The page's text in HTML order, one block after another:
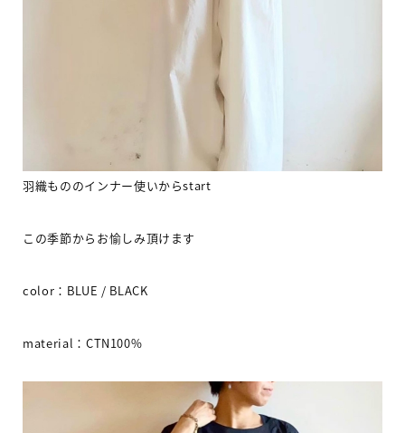
羽織もののインナー使いからstart
この季節からお愉しみ頂けます
color ： BLUE / BLACK
material ： CTN100%